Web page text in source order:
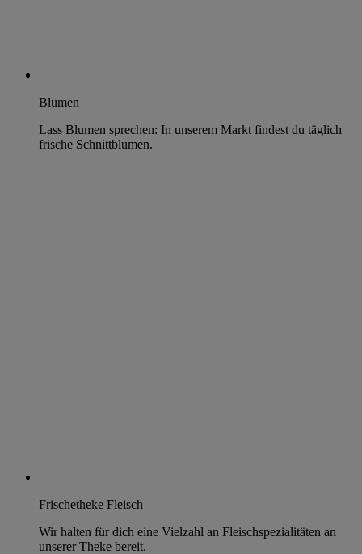
Blumen
Lass Blumen sprechen: In unserem Markt findest du täglich
frische Schnittblumen.
Frischetheke Fleisch
Wir halten für dich eine Vielzahl an Fleischspezialitäten an
unserer Theke bereit.